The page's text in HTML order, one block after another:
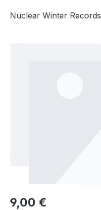
Nuclear Winter Records
Regulärer Preis:
9,00 €